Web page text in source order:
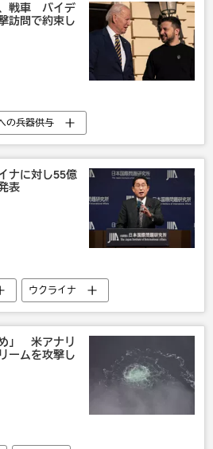
戦車 バイデ
訪問で約束し
の兵器供与
ー
国際 武器・兵器
ナに対し55億
表
ウクライナ
め」 米アナリ
ームを攻撃し